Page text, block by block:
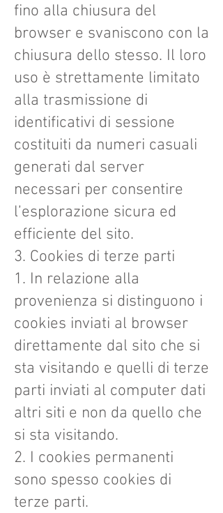
fino alla chiusura del
browser e svaniscono con la
chiusura dello stesso. Il loro
uso è strettamente limitato
alla trasmissione di
identificativi di sessione
costituiti da numeri casuali
generati dal server
necessari per consentire
l’esplorazione sicura ed
efficiente del sito.
3. Cookies di terze parti
1. In relazione alla
provenienza si distinguono i
cookies inviati al browser
direttamente dal sito che si
sta visitando e quelli di terze
parti inviati al computer dati
altri siti e non da quello che
si sta visitando.
2. I cookies permanenti
sono spesso cookies di
terze parti.